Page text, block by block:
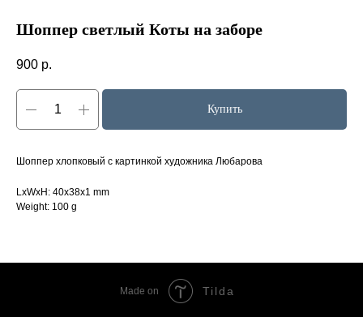
Шоппер светлый Коты на заборе
900 р.
Купить
Шоппер хлопковый с картинкой художника Любарова
LxWxH: 40x38x1 mm
Weight: 100 g
Made on Tilda